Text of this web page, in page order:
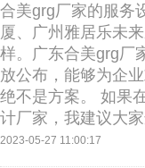
合美grg厂家的服务
厦、广州雅居乐未
样。广东合美grg厂
放公布，能够为企
绝不是方案。 如果
计厂家，我建议大
2023-05-27 11:00:17